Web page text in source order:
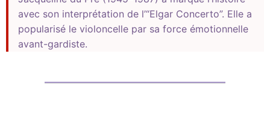
avec son interprétation de l’“Elgar Concerto”. Elle a
popularisé le violoncelle par sa force émotionnelle
avant-gardiste.